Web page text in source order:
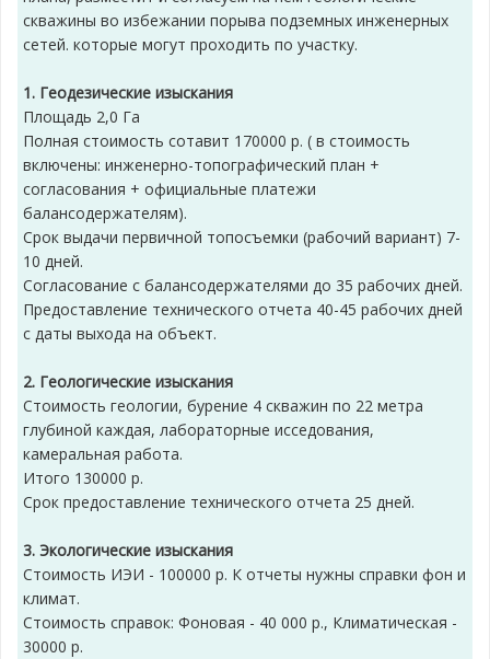
скважины во избежании порыва подземных инженерных
сетей. которые могут проходить по участку.
1. Геодезические изыскания
Площадь 2,0 Га
Полная стоимость сотавит 170000 р. ( в стоимость
включены: инженерно-топографический план +
согласования + официальные платежи
балансодержателям).
Срок выдачи первичной топосъемки (рабочий вариант) 7-
10 дней.
Согласование с балансодержателями до 35 рабочих дней.
Предоставление технического отчета 40-45 рабочих дней
с даты выхода на объект.
2. Геологические изыскания
Стоимость геологии, бурение 4 скважин по 22 метра
глубиной каждая, лабораторные исседования,
камеральная работа.
Итого 130000 р.
Срок предоставление технического отчета 25 дней.
3. Экологические изыскания
Стоимость ИЭИ - 100000 р. К отчеты нужны справки фон и
климат.
Стоимость справок: Фоновая - 40 000 р., Климатическая -
30000 р.